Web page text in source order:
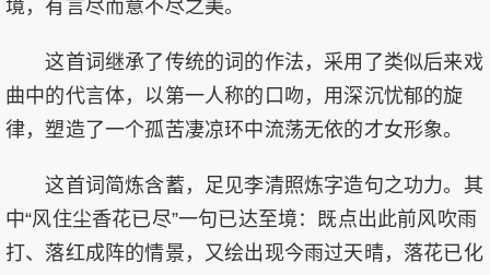
境，有言尽而意不尽之美。
这首词继承了传统的词的作法，采用了类似后来戏
曲中的代言体，以第一人称的口吻，用深沉忧郁的旋
律，塑造了一个孤苦凄凉环中流荡无依的才女形象。
这首词简炼含蓄，足见李清照炼字造句之功力。其
中“风住尘香花已尽”一句已达至境：既点出此前风吹雨
打、落红成阵的情景，又绘出现今雨过天晴，落花已化